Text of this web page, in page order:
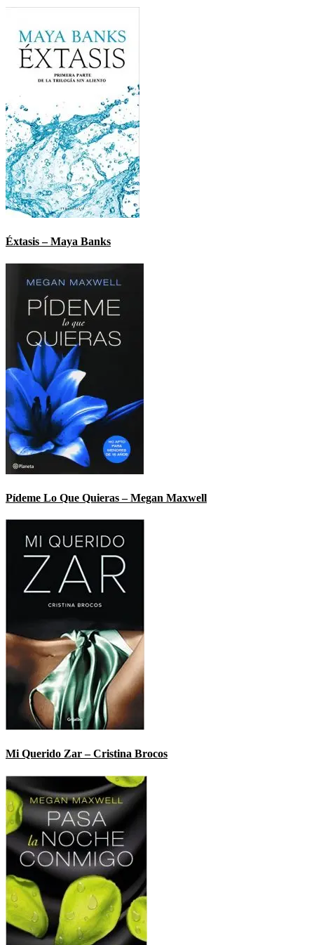
Éxtasis – Maya Banks
Pídeme Lo Que Quieras – Megan Maxwell
Mi Querido Zar – Cristina Brocos